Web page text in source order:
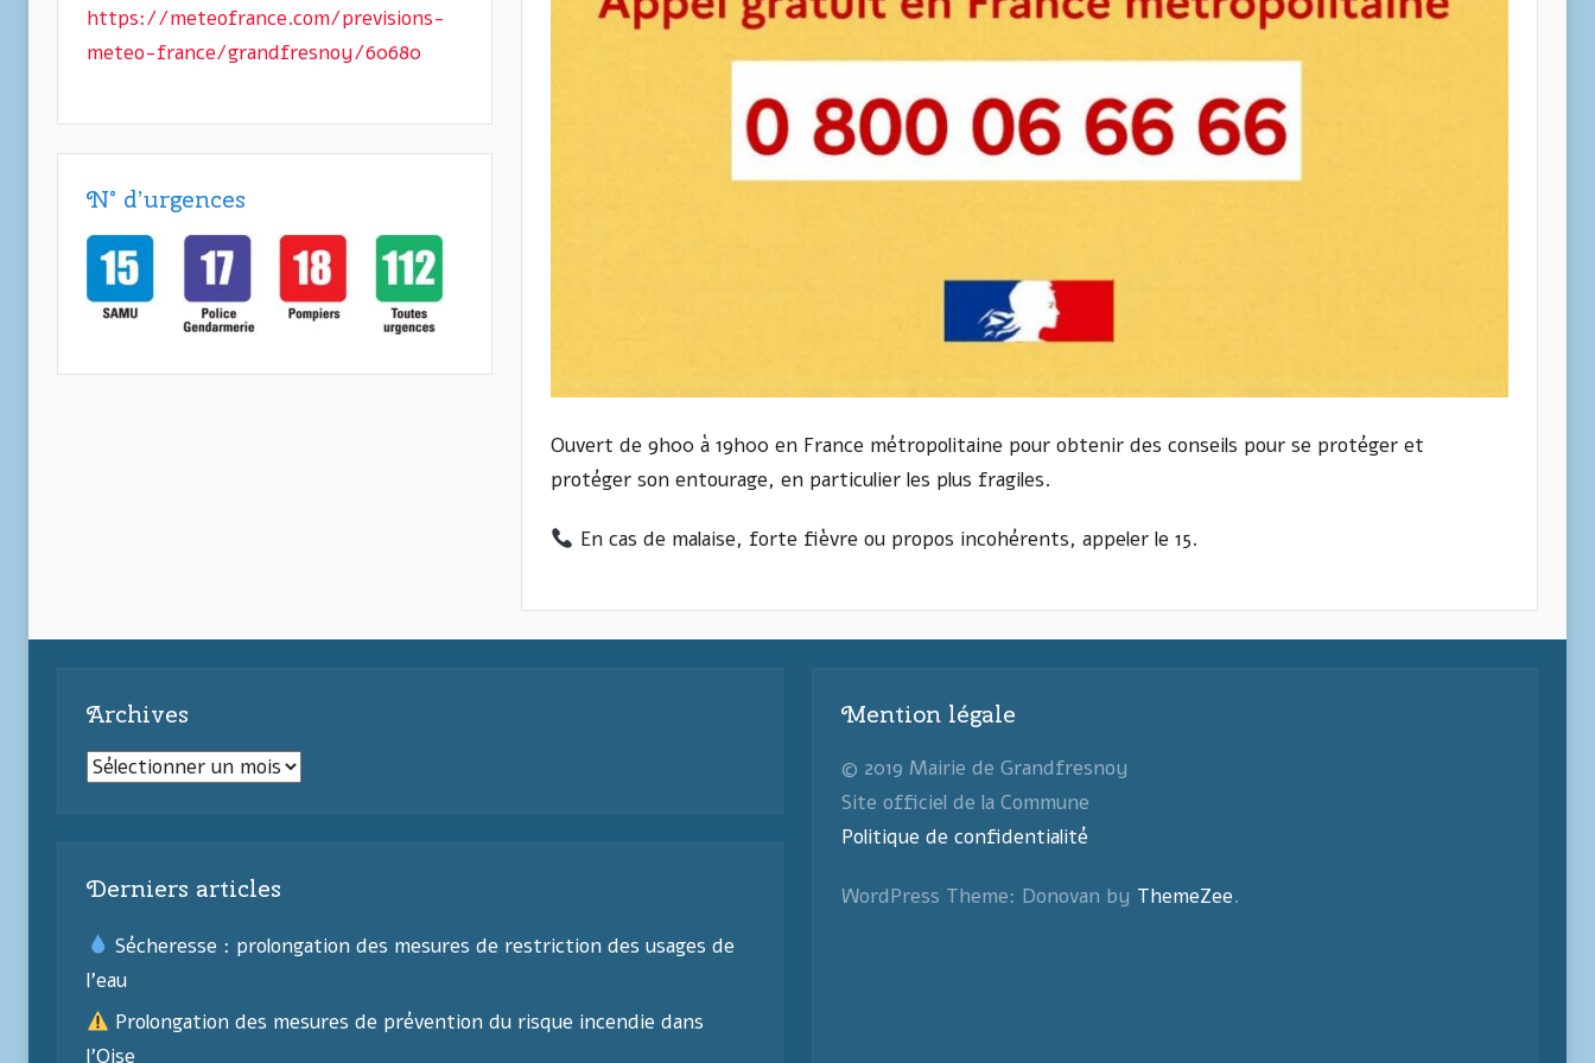
Ouvert de 9h00 à 19h00 en France métropolitaine pour obtenir des conseils pour se protéger et
protéger son entourage, en particulier les plus fragiles.
En cas de malaise, forte fièvre ou propos incohérents, appeler le 15.
https://meteofrance.com/previsions-
meteo-france/grandfresnoy/60680
N° d’urgences
Archives
Archives
Derniers articles
Sécheresse : prolongation des mesures de restriction des usages de
l’eau
Prolongation des mesures de prévention du risque incendie dans
l’Oise
Mention légale
© 2019 Mairie de Grandfresnoy
Site officiel de la Commune
Politique de confidentialité
WordPress Theme: Donovan by ThemeZee.